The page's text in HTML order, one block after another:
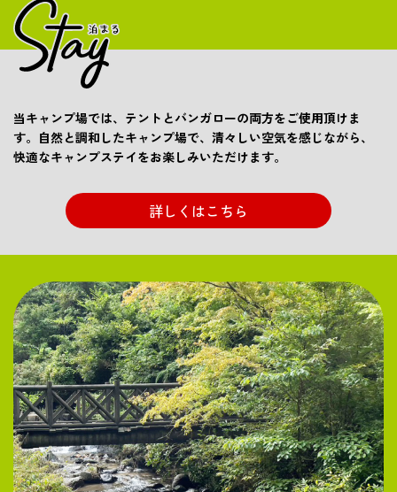
当キャンプ場では、テントとバンガローの両方をご使用頂けま
す。自然と調和したキャンプ場で、清々しい空気を感じながら、
快適なキャンプステイをお楽しみいただけます。
詳しくはこちら